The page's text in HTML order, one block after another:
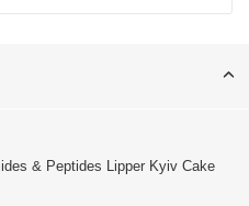
& Peptides Lipper Kyiv Cake